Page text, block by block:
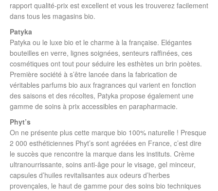
rapport qualité-prix est excellent et vous les trouverez facilement
dans tous les magasins bio.
Patyka
Patyka ou le luxe bio et le charme à la française. Elégantes
bouteilles en verre, lignes soignées, senteurs raffinées, ces
cosmétiques ont tout pour séduire les esthètes un brin poètes.
Première société à s’être lancée dans la fabrication de
véritables parfums bio aux fragrances qui varient en fonction
des saisons et des récoltes, Patyka propose également une
gamme de soins à prix accessibles en parapharmacie.
Phyt’s
On ne présente plus cette marque bio 100% naturelle ! Presque
2 000 esthéticiennes Phyt’s sont agréées en France, c’est dire
le succès que rencontre la marque dans les instituts. Crème
ultranourrissante, soins anti-âge pour le visage, gel minceur,
capsules d’huiles revitalisantes aux odeurs d’herbes
provençales, le haut de gamme pour des soins bio techniques